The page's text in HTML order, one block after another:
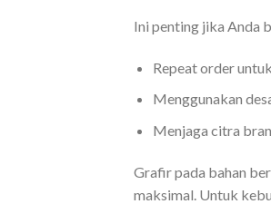
Ini penting jika Anda
Repeat order
Menggunakan
Menjaga citra
Grafir pada bahan
maksimal. Untuk